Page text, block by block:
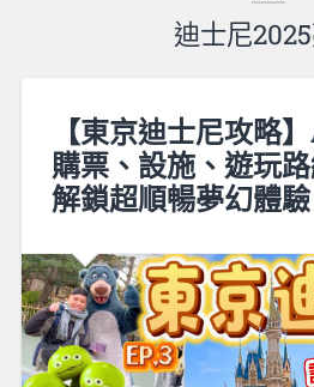
迪士尼
【東京迪士尼攻略
購票、設施、遊玩
解鎖超順暢夢幻體驗